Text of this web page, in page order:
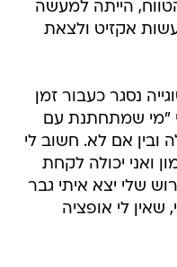
הייתה למעשה
אקזיט ולצאת
נסגר כעבור זמן
"מי שמתחתנת עם
ובין אם לא. חשוב לי
ואני יכולה לקחת
שלי יצא איתי גבר
שאין לי אופציה